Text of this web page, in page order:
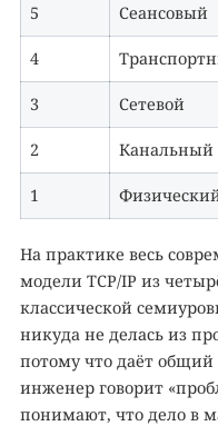
5 Сеансовый
4
3 Сетевой
2 Канальный
1
На практике весь
модели TCP/IP из
классической
никуда не делась из
потому что даёт общий
инженер говорит
понимают, что дело в